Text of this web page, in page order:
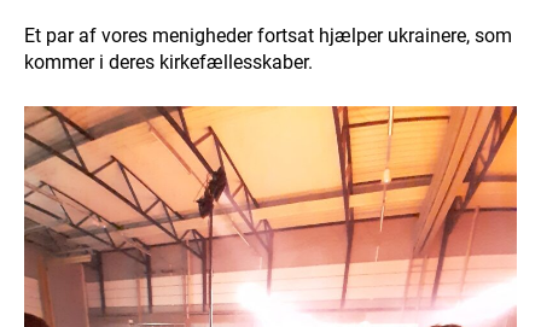
Et par af vores menigheder fortsat hjælper ukrainere, som
kommer i deres kirkefællesskaber.